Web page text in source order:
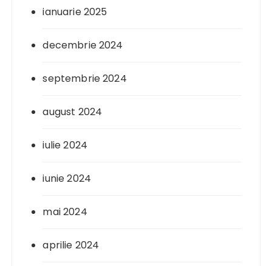
ianuarie 2025
decembrie 2024
septembrie 2024
august 2024
iulie 2024
iunie 2024
mai 2024
aprilie 2024